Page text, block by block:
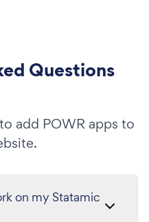
Questions
add POWR apps to
on my Statamic